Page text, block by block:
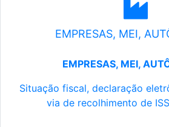
EMPRESAS, MEI,
EMPRESAS, MEI,
Situação fiscal, declaração
via de recolhimento de